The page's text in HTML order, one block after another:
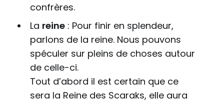
confrères.
La reine: Pour finir en splendeur,
parlons de la reine. Nous pouvons
spéculer sur pleins de choses autour
de celle-ci.
Tout d’abord il est certain que ce
sera la Reine des Scaraks, elle aura